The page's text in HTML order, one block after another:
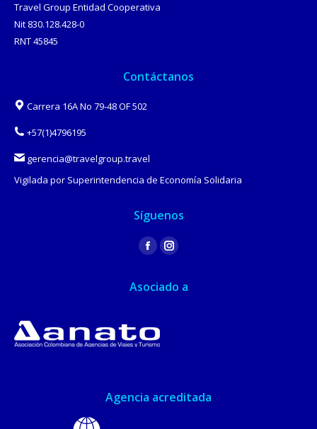
Travel Group Entidad Cooperativa
Nit 830.128.428-0
RNT 45845
Contáctanos
Carrera 16A No 79-48 OF 502
+57(1)4796195
gerencia@travelgroup.travel
Vigilada por Superintendencia de Economía Solidaria
Síguenos
Facebook
opens
new
window
Instagram
opens
Asociado a
Agencia acreditada